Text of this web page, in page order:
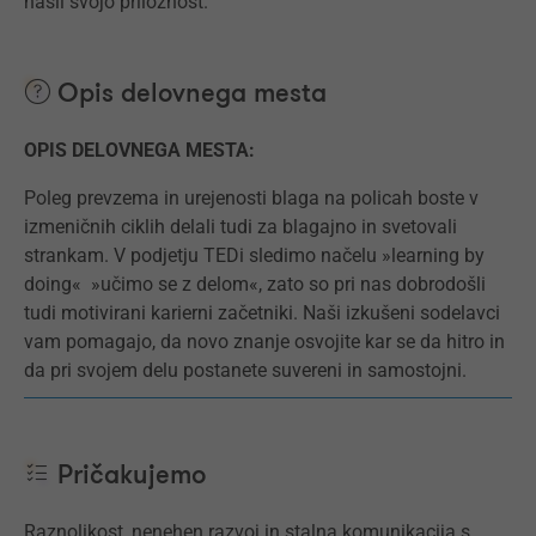
Opis delovnega mesta
OPIS DELOVNEGA MESTA:
Poleg prevzema in urejenosti blaga na policah boste v
izmeničnih ciklih delali tudi za blagajno in svetovali
strankam. V podjetju TEDi sledimo načelu »learning by
doing« »učimo se z delom«, zato so pri nas dobrodošli
tudi motivirani karierni začetniki. Naši izkušeni sodelavci
vam pomagajo, da novo znanje osvojite kar se da hitro in
da pri svojem delu postanete suvereni in samostojni.
Pričakujemo